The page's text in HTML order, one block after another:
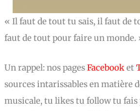
« Il faut de tout tu sais, il faut de
faut de tout pour faire un monde.
Un rappel: nos pagesFacebooket
sources intarissables en matière
musicale, tu likes tu follow tu